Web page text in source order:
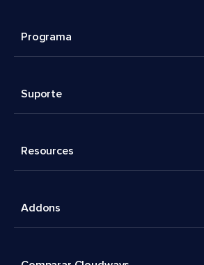
Programa
Suporte
Resources
Addons